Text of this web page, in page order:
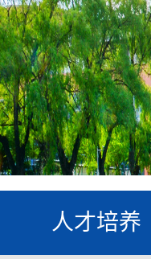
人才培养